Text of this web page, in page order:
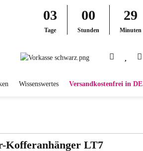
03
Tage
00
Stunden
29
Minuten
Wissenswertes Versandkostenfrei in
Kofferanhänger LT7